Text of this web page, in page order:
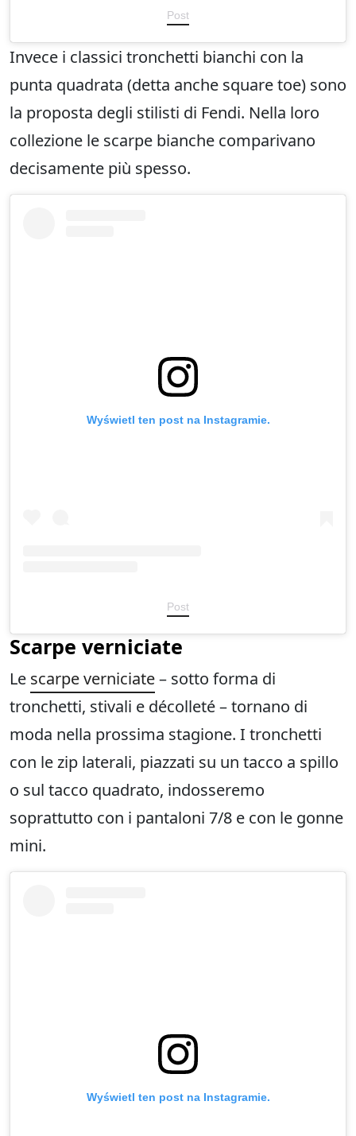
Post
Invece i classici tronchetti bianchi con la
punta quadrata (detta anche square toe) sono
la proposta degli stilisti di Fendi. Nella loro
collezione le scarpe bianche comparivano
decisamente più spesso.
Wyświetl ten post na Instagramie.
Post
Scarpe verniciate
Le scarpe verniciate– sotto forma di
tronchetti, stivali e décolleté – tornano di
moda nella prossima stagione. I tronchetti
con le zip laterali, piazzati su un tacco a spillo
o sul tacco quadrato, indosseremo
soprattutto con i pantaloni 7/8 e con le gonne
mini.
Wyświetl ten post na Instagramie.